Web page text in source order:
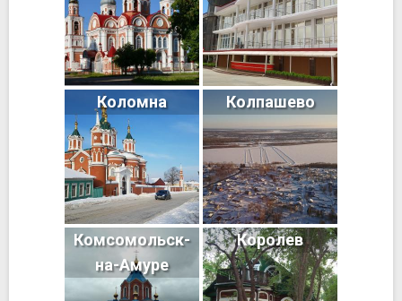
Коломна Колпашево
Комсомольск-
на-Амуре
Королев